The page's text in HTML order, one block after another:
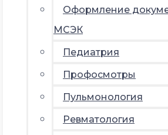
Оформление
МСЭК
Педиатрия
Профосмотры
Пульмонология
Ревматология